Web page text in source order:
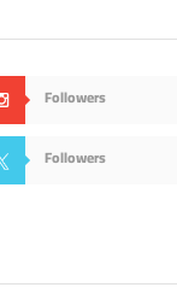
Followers
Followers